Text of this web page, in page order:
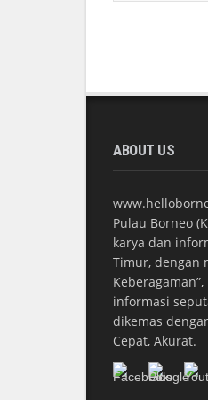
ABOUT US
Pulau Borneo
karya dan
Timur, dengan
informasi
dikemas
Cepat, Akurat.